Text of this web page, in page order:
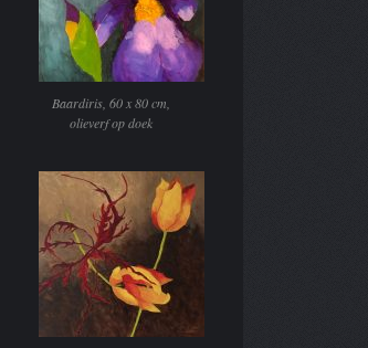
Baardiris, 60 x 80 cm,
olieverf op doek